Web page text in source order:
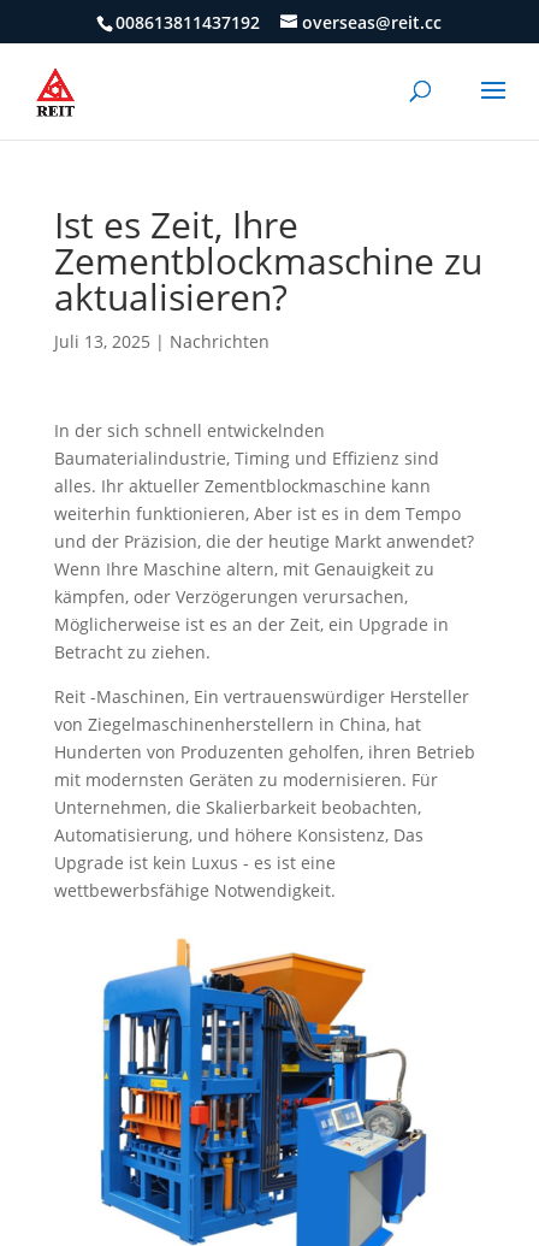
008613811437192 overseas@reit.cc
Ist es Zeit, Ihre
Zementblockmaschine zu
aktualisieren?
Juli 13, 2025 | Nachrichten
In der sich schnell entwickelnden
Baumaterialindustrie, Timing und Effizienz sind
alles. Ihr aktueller Zementblockmaschine kann
weiterhin funktionieren, Aber ist es in dem Tempo
und der Präzision, die der heutige Markt anwendet?
Wenn Ihre Maschine altern, mit Genauigkeit zu
kämpfen, oder Verzögerungen verursachen,
Möglicherweise ist es an der Zeit, ein Upgrade in
Betracht zu ziehen.
Reit -Maschinen, Ein vertrauenswürdiger Hersteller
von Ziegelmaschinenherstellern in China, hat
Hunderten von Produzenten geholfen, ihren Betrieb
mit modernsten Geräten zu modernisieren. Für
Unternehmen, die Skalierbarkeit beobachten,
Automatisierung, und höhere Konsistenz, Das
Upgrade ist kein Luxus - es ist eine
wettbewerbsfähige Notwendigkeit.